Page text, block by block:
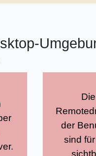
Die
der
sind
regelt